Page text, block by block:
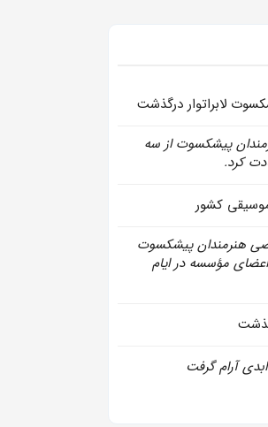
لابراتوار درگذشت
پیشکسوت از سه
کرد.
کشور
هنرمندان پیشکسوت
مؤسسه در ایام
آرام گرفت